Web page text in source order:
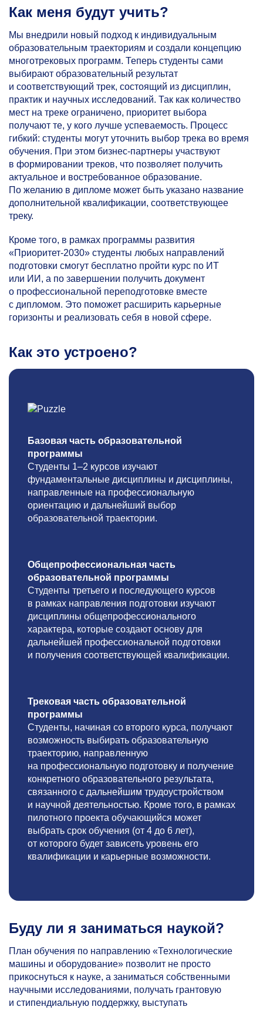
Как меня будут учить?
Мы внедрили новый подход к индивидуальным
образовательным траекториям и создали концепцию
многотрековых программ. Теперь студенты сами
выбирают образовательный результат
и соответствующий трек, состоящий из дисциплин,
практик и научных исследований. Так как количество
мест на треке ограничено, приоритет выбора
получают те, у кого лучше успеваемость. Процесс
гибкий: студенты могут уточнить выбор трека во время
обучения. При этом бизнес-партнеры участвуют
в формировании треков, что позволяет получить
актуальное и востребованное образование.
По желанию в дипломе может быть указано название
дополнительной квалификации, соответствующее
треку.
Кроме того, в рамках программы развития
«Приоритет-2030» студенты любых направлений
подготовки смогут бесплатно пройти курс по ИТ
или ИИ, а по завершении получить документ
о профессиональной переподготовке вместе
с дипломом. Это поможет расширить карьерные
горизонты и реализовать себя в новой сфере.
Как это устроено?
Базовая часть образовательной
программы
Студенты 1–2 курсов изучают
фундаментальные дисциплины и дисциплины,
направленные на профессиональную
ориентацию и дальнейший выбор
образовательной траектории.
Общепрофессиональная часть
образовательной программы
Студенты третьего и последующего курсов
в рамках направления подготовки изучают
дисциплины общепрофессионального
характера, которые создают основу для
дальнейшей профессиональной подготовки
и получения соответствующей квалификации.
Трековая часть образовательной
программы
Студенты, начиная со второго курса, получают
возможность выбирать образовательную
траекторию, направленную
на профессиональную подготовку и получение
конкретного образовательного результата,
связанного с дальнейшим трудоустройством
и научной деятельностью. Кроме того, в рамках
пилотного проекта обучающийся может
выбрать срок обучения (от 4 до 6 лет),
от которого будет зависеть уровень его
квалификации и карьерные возможности.
Буду ли я заниматься наукой?
План обучения по направлению «Технологические
машины и оборудование» позволит не просто
прикоснуться к науке, а заниматься собственными
научными исследованиями, получать грантовую
и стипендиальную поддержку, выступать